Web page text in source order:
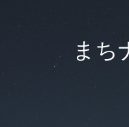
まち